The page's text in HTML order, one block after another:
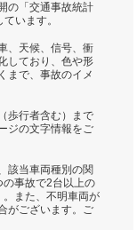
の「交通事故統計
います。
、天候、信号、衝
しており、色や形
まで、事故のイメ
歩行者含む）まで
ジの文字情報をご
該当車両種別の関
事故で2台以上の
また、不明車両が
がございます。ご